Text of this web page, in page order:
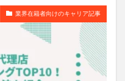
業界在籍者向けのキャリア記事